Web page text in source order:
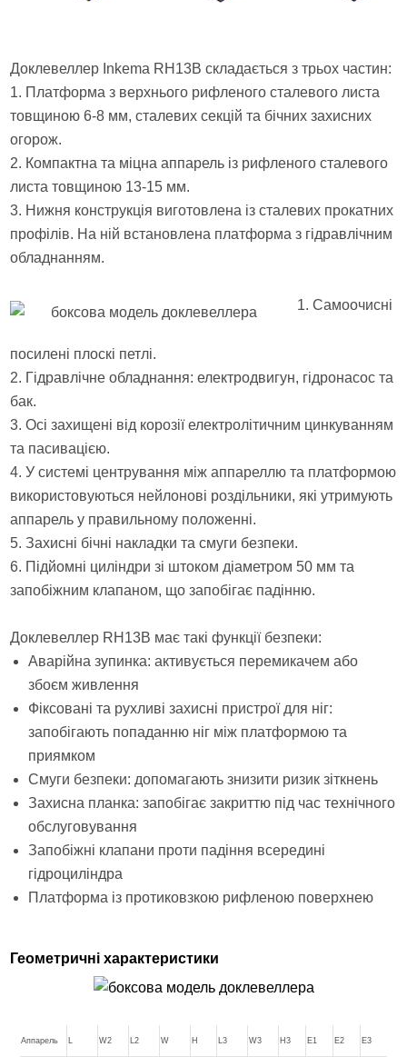
Доклевеллер Inkema RH13B складається з трьох частин:
1. Платформа з верхнього рифленого сталевого листа
товщиною 6-8 мм, сталевих секцій та бічних захисних
огорож.
2. Компактна та міцна аппарель із рифленого сталевого
листа товщиною 13-15 мм.
3. Нижня конструкція виготовлена із сталевих прокатних
профілів. На ній встановлена платформа з гідравлічним
обладнанням.
1. Самоочисні
посилені плоскі петлі.
2. Гідравлічне обладнання: електродвигун, гідронасос та
бак.
3. Осі захищені від корозії електролітичним цинкуванням
та пасивацією.
4. У системі центрування між аппареллю та платформою
використовуються нейлонові роздільники, які утримують
аппарель у правильному положенні.
5. Захисні бічні накладки та смуги безпеки.
6. Підйомні циліндри зі штоком діаметром 50 мм та
запобіжним клапаном, що запобігає падінню.
Доклевеллер RH13B має такі функції безпеки:
Аварійна зупинка: активується перемикачем або
збоєм живлення
Фіксовані та рухливі захисні пристрої для ніг:
запобігають попаданню ніг між платформою та
приямком
Смуги безпеки: допомагають знизити ризик зіткнень
Захисна планка: запобігає закриттю під час технічного
обслуговування
Запобіжні клапани проти падіння всередині
гідроциліндра
Платформа із протиковзкою рифленою поверхнею
Геометричні характеристики
Аппарель L W2 L2 W H L3 W3 H3 E1 E2 E3